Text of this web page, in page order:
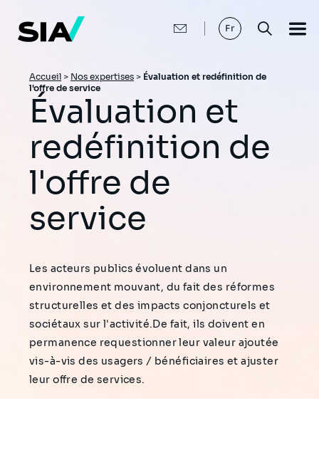
contenu
principal
Fr
Fil
d'Ariane
Accueil > Nos expertises > Évaluation et redéfinition de
l'offre de service
Évaluation et
redéfinition de
l'offre de
service
Les acteurs publics évoluent dans un
environnement mouvant, du fait des réformes
structurelles et des impacts conjoncturels et
sociétaux sur l'activité.De fait, ils doivent en
permanence requestionner leur valeur ajoutée
vis-à-vis des usagers / bénéficiaires et ajuster
leur offre de services.